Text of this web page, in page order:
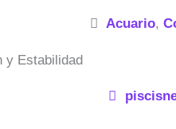
Acuario,
y Estabilidad